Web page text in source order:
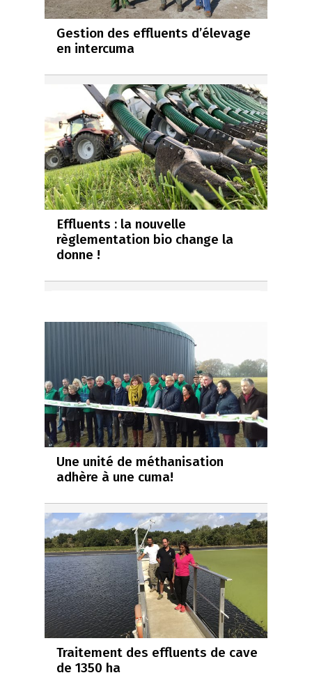
Gestion des effluents d’élevage
en intercuma
Effluents : la nouvelle
règlementation bio change la
donne !
Une unité de méthanisation
adhère à une cuma!
Traitement des effluents de cave
de 1350 ha